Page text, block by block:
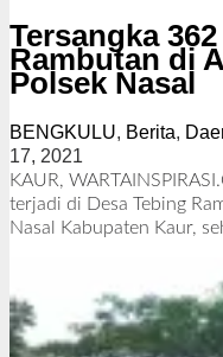
Tersangka
Rambutan di
Polsek Nasal
BENGKULU, Berita,
17, 2021
l
e
h
a
k
KAUR,
terjadi di Desa Tebing
Nasal Kabupaten Kaur,